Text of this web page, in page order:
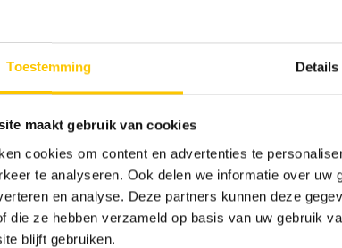
Toestemming Details
maakt gebruik van cookies
cookies om content en advertenties te
te analyseren. Ook delen we informatie over
en analyse. Deze partners kunnen deze
die ze hebben verzameld op basis van uw gebruik
blijft gebruiken.
steen:
8 21.1 x 6.8 x 8